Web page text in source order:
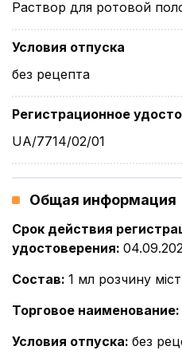
Раствор для ротовой
Условия отпуска
без рецепта
Регистрационное
UA/7714/02/01
Общая информация
Срок действия
удостоверения:
Состав: 1 мл розчину
Торговое наименование:
Условия отпуска: без